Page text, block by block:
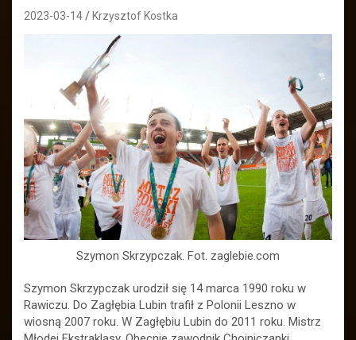
2023-03-14 Krzysztof Kostka
Szymon Skrzypczak. Fot. zaglebie.com
Szymon Skrzypczak urodził się 14 marca 1990 roku w
Rawiczu. Do Zagłębia Lubin trafił z Polonii Leszno w
wiosną 2007 roku. W Zagłębiu Lubin do 2011 roku. Mistrz